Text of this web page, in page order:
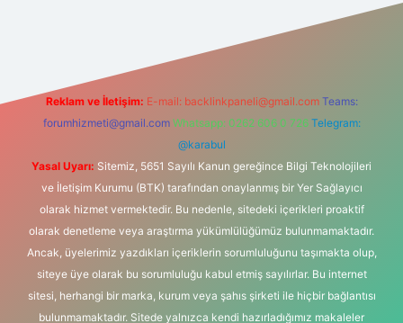
Reklam ve İletişim: E-mail: backlinkpaneli@gmail.com Teams:
forumhizmeti@gmail.com Whatsapp: 0262 606 0 726 Telegram:
@karabul
Yasal Uyarı: Sitemiz, 5651 Sayılı Kanun gereğince Bilgi Teknolojileri
ve İletişim Kurumu (BTK) tarafından onaylanmış bir Yer Sağlayıcı
olarak hizmet vermektedir. Bu nedenle, sitedeki içerikleri proaktif
olarak denetleme veya araştırma yükümlülüğümüz bulunmamaktadır.
Ancak, üyelerimiz yazdıkları içeriklerin sorumluluğunu taşımakta olup,
siteye üye olarak bu sorumluluğu kabul etmiş sayılırlar. Bu internet
sitesi, herhangi bir marka, kurum veya şahıs şirketi ile hiçbir bağlantısı
bulunmamaktadır. Sitede yalnızca kendi hazırladığımız makaleler